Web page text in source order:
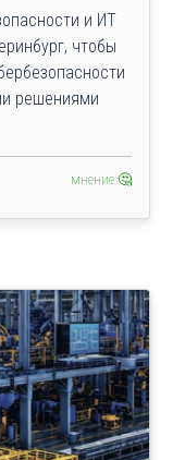
и ИТ
чтобы
решениями
мнение 🤔